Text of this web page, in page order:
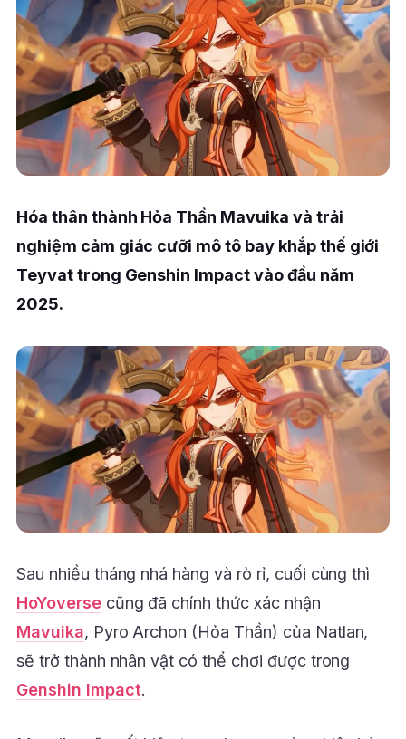
Hóa thân thành Hỏa Thần Mavuika và trải
nghiệm cảm giác cưỡi mô tô bay khắp thế giới
Teyvat trong Genshin Impact vào đầu năm
2025.
Sau nhiều tháng nhá hàng và rò rỉ, cuối cùng thì
HoYoversecũng đã chính thức xác nhận
Mavuika, Pyro Archon (Hỏa Thần) của Natlan,
sẽ trở thành nhân vật có thể chơi được trong
Genshin Impact.